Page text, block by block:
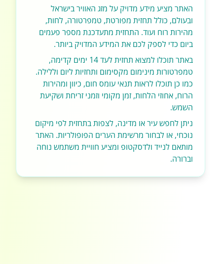
האתר מציע מידע מדויק על מזג האוויר בישראל
ובעולם, כולל תחזית מפורטת, טמפרטורה, לחות,
מהירות רוח ועוד. התחזית מתעדכנת מספר פעמים
ביום כדי לספק לכם את המידע המדויק ביותר.
באתר תוכלו למצוא תחזית לעד 14 ימים קדימה,
טמפרטורות מינימום מקסימום ותחזיות ליום וללילה.
כמו כן תוכלו לראות תנאי עומס חום, כיוון ומהירות
הרוח, אחוזי הלחות, זמן מקומי וזמני זריחת ושקיעת
השמש.
ניתן לחפש עיר או מדינה, לצפות בתחזית לפי מיקום
נוכחי, או לבחור מרשימת הערים הפופולריות. האתר
מותאם לנייד ולדסקטופ ומציע חוויית משתמש נוחה
וברורה.